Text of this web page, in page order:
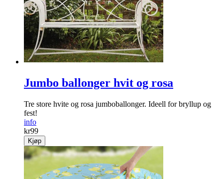
Jumbo ballonger hvit og rosa
Tre store hvite og rosa jumboballonger. Ideell for bryllup og
fest!
info
kr99
Kjøp